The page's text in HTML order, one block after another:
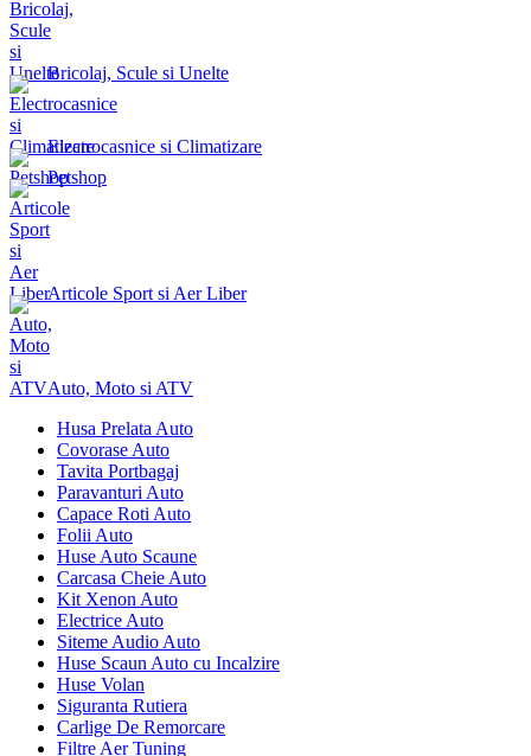
Bricolaj, Scule si Unelte
Electrocasnice si Climatizare
Petshop
Articole Sport si Aer Liber
Auto, Moto si ATV
Husa Prelata Auto
Covorase Auto
Tavita Portbagaj
Paravanturi Auto
Capace Roti Auto
Folii Auto
Huse Auto Scaune
Carcasa Cheie Auto
Kit Xenon Auto
Electrice Auto
Siteme Audio Auto
Huse Scaun Auto cu Incalzire
Huse Volan
Siguranta Rutiera
Carlige De Remorcare
Filtre Aer Tuning